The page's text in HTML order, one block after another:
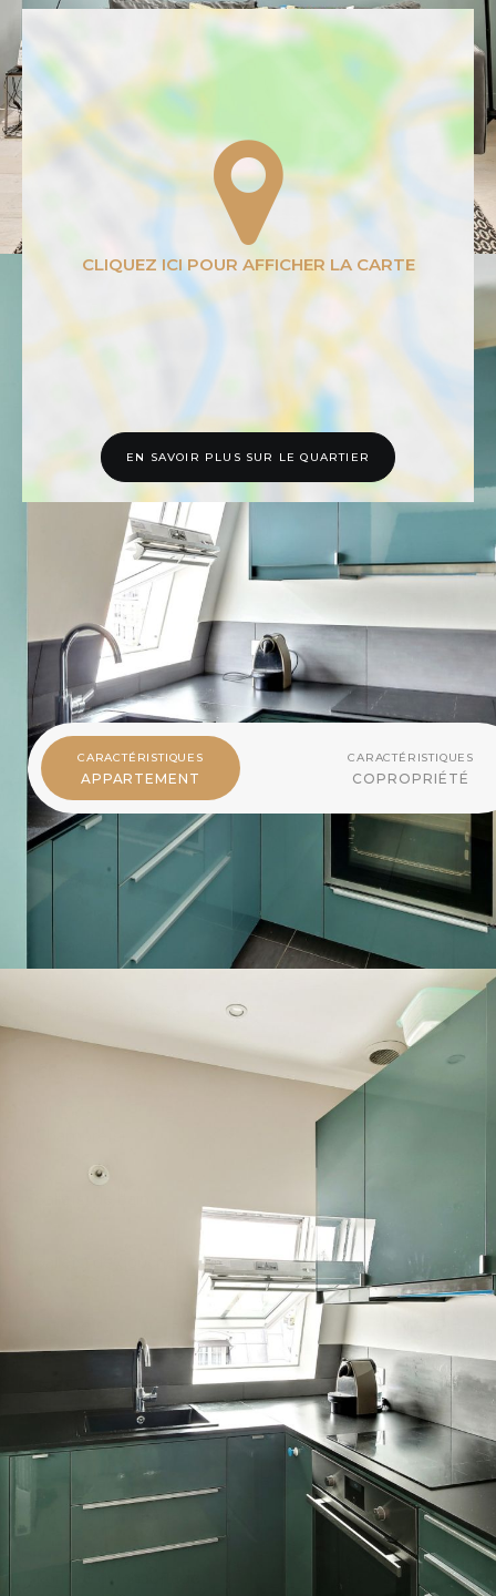
EN SAVOIR PLUS SUR LE QUARTIER
CARACTÉRISTIQUESDU BIEN
CARACTÉRISTIQUES
APPARTEMENT
CARACTÉRISTIQUES
COPROPRIÉTÉ
Surface habitable 37 m²
Surface loi Carrez
2
Type de cuisine AmenageeEquipee
Chauffage Collectif
Type de chauffage Gaz
Radiateur